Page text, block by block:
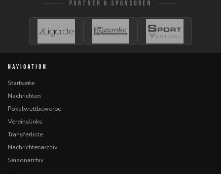
PARTNER & SPONSOREN
NAVIGATION
Startseite
Nachrichten
Pokalwettbewerbe
Vereinslinks
Transferliste
Nachrichtenarchiv
Saisonarchiv